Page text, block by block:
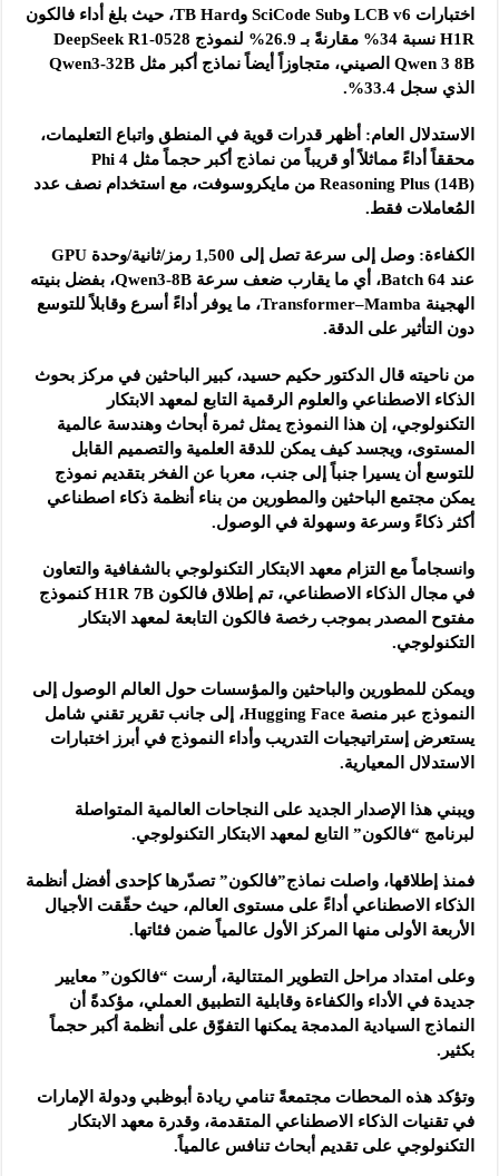
اختبارات LCB v6 وSciCode Sub وTB Hard، حيث بلغ أداء فالكون
H1R نسبة 34% مقارنةً بـ 26.9% لنموذج DeepSeek R1-0528
Qwen 3 8B الصيني، متجاوزاً أيضاً نماذج أكبر مثل Qwen3-32B
الذي سجل 33.4%.
الاستدلال العام: أظهر قدرات قوية في المنطق واتباع التعليمات،
محققاً أداءً مماثلاً أو قريباً من نماذج أكبر حجماً مثل Phi 4
Reasoning Plus (14B) من مايكروسوفت، مع استخدام نصف عدد
المُعاملات فقط.
الكفاءة: وصل إلى سرعة تصل إلى 1,500 رمز/ثانية/وحدة GPU
عند Batch 64، أي ما يقارب ضعف سرعة Qwen3-8B، بفضل بنيته
الهجينة Transformer–Mamba، ما يوفر أداءً أسرع وقابلاً للتوسع
دون التأثير على الدقة.
من ناحيته قال الدكتور حكيم حسيد، كبير الباحثين في مركز بحوث
الذكاء الاصطناعي والعلوم الرقمية التابع لمعهد الابتكار
التكنولوجي، إن هذا النموذج يمثل ثمرة أبحاث وهندسة عالمية
المستوى، ويجسد كيف يمكن للدقة العلمية والتصميم القابل
للتوسع أن يسيرا جنباً إلى جنب، معربا عن الفخر بتقديم نموذج
يمكن مجتمع الباحثين والمطورين من بناء أنظمة ذكاء اصطناعي
أكثر ذكاءً وسرعة وسهولة في الوصول.
وانسجاماً مع التزام معهد الابتكار التكنولوجي بالشفافية والتعاون
في مجال الذكاء الاصطناعي، تم إطلاق فالكون H1R 7B كنموذج
مفتوح المصدر بموجب رخصة فالكون التابعة لمعهد الابتكار
التكنولوجي.
ويمكن للمطورين والباحثين والمؤسسات حول العالم الوصول إلى
النموذج عبر منصة Hugging Face، إلى جانب تقرير تقني شامل
يستعرض إستراتيجيات التدريب وأداء النموذج في أبرز اختبارات
الاستدلال المعيارية.
ويبني هذا الإصدار الجديد على النجاحات العالمية المتواصلة
لبرنامج “فالكون” التابع لمعهد الابتكار التكنولوجي.
فمنذ إطلاقها، واصلت نماذج”فالكون” تصدّرها كإحدى أفضل أنظمة
الذكاء الاصطناعي أداءً على مستوى العالم، حيث حقّقت الأجيال
الأربعة الأولى منها المركز الأول عالمياً ضمن فئاتها.
وعلى امتداد مراحل التطوير المتتالية، أرست “فالكون” معايير
جديدة في الأداء والكفاءة وقابلية التطبيق العملي، مؤكدةً أن
النماذج السيادية المدمجة يمكنها التفوّق على أنظمة أكبر حجماً
بكثير.
وتؤكد هذه المحطات مجتمعةً تنامي ريادة أبوظبي ودولة الإمارات
في تقنيات الذكاء الاصطناعي المتقدمة، وقدرة معهد الابتكار
التكنولوجي على تقديم أبحاث تنافس عالمياً.